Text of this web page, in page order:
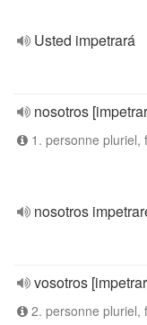
Usted impetrará
nosotros
1. personne pluriel,
nosotros
vosotros
2. personne pluriel,